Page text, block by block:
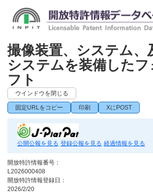
撮像装置、システム、
システムを装備したフ
フト
ウインドウを閉じる
固定URLをコピー 印刷 XにPOST
公開公報を見る 登録公報を見る 経過情報を見る
開放特許情報番号：
L2026000408
開放特許情報登録日：
2026/2/20